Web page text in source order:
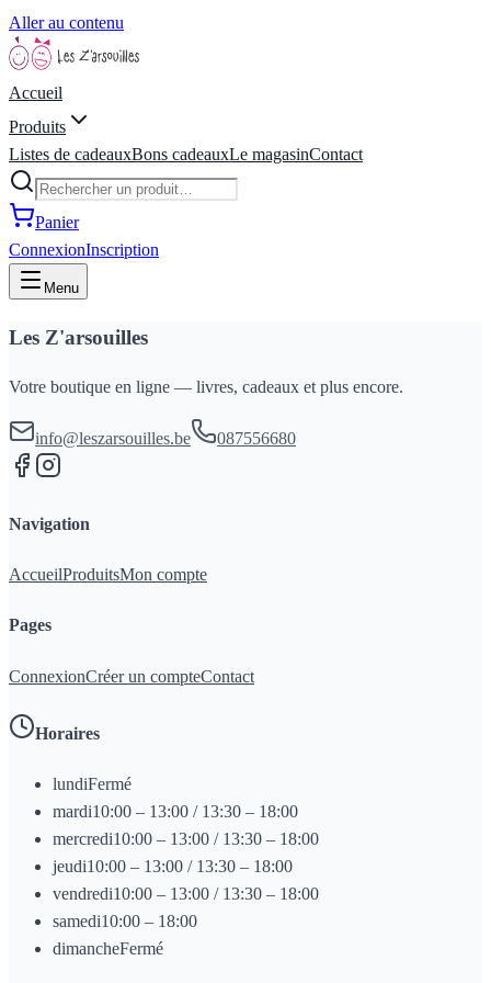
Aller au contenu
Accueil
Produits
Listes de cadeauxBons cadeauxLe magasinContact
Panier
ConnexionInscription
Menu
Les Z'arsouilles
Votre boutique en ligne — livres, cadeaux et plus encore.
info@leszarsouilles.be 087556680
Navigation
AccueilProduitsMon compte
Pages
ConnexionCréer un compteContact
Horaires
lundiFermé
mardi10:00 – 13:00 / 13:30 – 18:00
mercredi10:00 – 13:00 / 13:30 – 18:00
jeudi10:00 – 13:00 / 13:30 – 18:00
vendredi10:00 – 13:00 / 13:30 – 18:00
samedi10:00 – 18:00
dimancheFermé